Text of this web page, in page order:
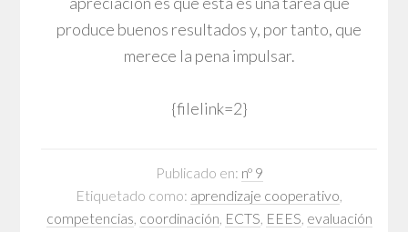
produce buenos resultados y, por tanto, que
merece la pena impulsar.
{filelink=2}
Publicado en: nº 9
Etiquetado como: aprendizaje cooperativo
competencias coordinación ECTS EEES evaluación